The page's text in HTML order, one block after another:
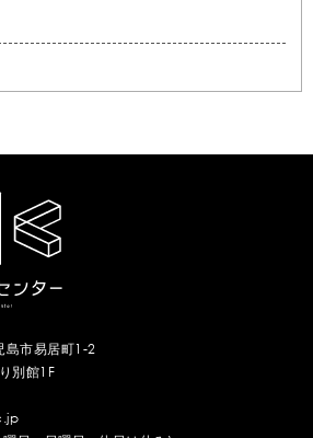
島市易居町1-2
別館1F